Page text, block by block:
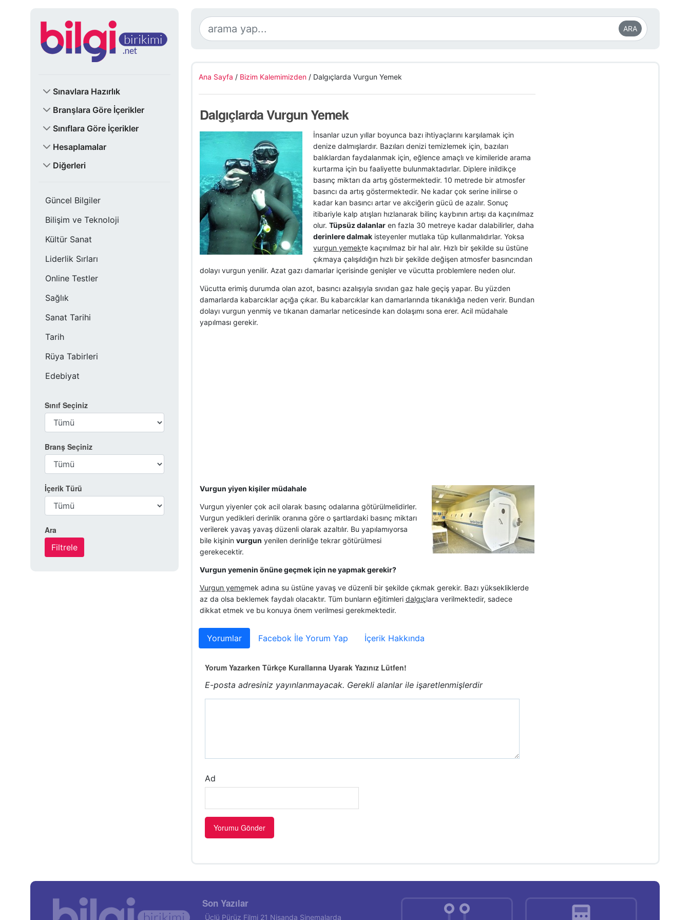
Sınavlara Hazırlık
Branşlara Göre İçerikler
Sınıflara Göre İçerikler
Hesaplamalar
Diğerleri
Güncel Bilgiler
Bilişim ve Teknoloji
Kültür Sanat
Liderlik Sırları
Online Testler
Sağlık
Sanat Tarihi
Tarih
Rüya Tabirleri
Edebiyat
Sınıf Seçiniz
Branş Seçiniz
İçerik Türü
Ara
ARA
Ana Sayfa / Bizim Kalemimizden/ Dalgıçlarda Vurgun Yemek
Dalgıçlarda Vurgun Yemek
İnsanlar uzun yıllar boyunca bazı ihtiyaçlarını karşılamak için
denize dalmışlardır. Bazıları denizi temizlemek için, bazıları
balıklardan faydalanmak için, eğlence amaçlı ve kimileride arama
kurtarma için bu faaliyette bulunmaktadırlar. Diplere inildikçe
basınç miktarı da artış göstermektedir. 10 metrede bir atmosfer
basıncı da artış göstermektedir. Ne kadar çok serine inilirse o
kadar kan basıncı artar ve akciğerin gücü de azalır. Sonuç
itibariyle kalp atışları hızlanarak bilinç kaybının artışı da kaçınılmaz
olur.Tüpsüz dalanlar en fazla 30 metreye kadar dalabilirler, daha
derinlere dalmak isteyenler mutlaka tüp kullanmalıdırlar. Yoksa
vurgun yemekte kaçınılmaz bir hal alır. Hızlı bir şekilde su üstüne
çıkmaya çalışıldığın hızlı bir şekilde değişen atmosfer basıncından
dolayı vurgun yenilir. Azat gazı damarlar içerisinde genişler ve vücutta problemlere neden olur.
Vücutta erimiş durumda olan azot, basıncı azalışıyla sıvıdan gaz hale geçiş yapar. Bu yüzden
damarlarda kabarcıklar açığa çıkar. Bu kabarcıklar kan damarlarında tıkanıklığa neden verir. Bundan
dolayı vurgun yenmiş ve tıkanan damarlar neticesinde kan dolaşımı sona erer. Acil müdahale
yapılması gerekir.
Vurgun yiyen kişiler müdahale
Vurgun yiyenler çok acil olarak basınç odalarına götürülmelidirler.
Vurgun yedikleri derinlik oranına göre o şartlardaki basınç miktarı
verilerek yavaş yavaş düzenli olarak azaltılır. Bu yapılamıyorsa
bile kişinin vurgun yenilen derinliğe tekrar götürülmesi
gerekecektir.
Vurgun yemenin önüne geçmek için ne yapmak gerekir?
Vurgun yememek adına su üstüne yavaş ve düzenli bir şekilde çıkmak gerekir. Bazı yüksekliklerde
az da olsa beklemek faydalı olacaktır. Tüm bunların eğitimleri dalgıçlara verilmektedir, sadece
dikkat etmek ve bu konuya önem verilmesi gerekmektedir.
Yorumlar Facebok İle Yorum Yap İçerik Hakkında
Yorum Yazarken Türkçe Kurallarına Uyarak Yazınız Lütfen!
E-posta adresiniz yayınlanmayacak. Gerekli alanlar ile işaretlenmişlerdir
Ad
Son Yazılar
Üçlü Pürüz Filmi 21 Nisanda Sinemalarda